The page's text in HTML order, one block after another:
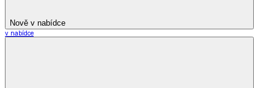
Nově v nabídce
v nabídce